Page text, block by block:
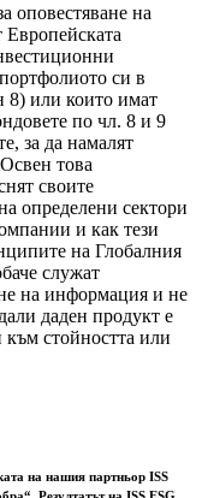
оповестяване на
си в
8) или които имат
по чл. 8 и 9
за да намалят
това
своите
определени сектори
и как тези
на Глобалния
служат
на информация и не
даден продукт е
стойността или
на нашия партньор ISS